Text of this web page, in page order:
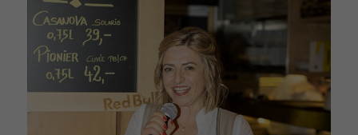
Daten werden verwendet, um Berichte
über die Nutzung der Website zu
erstellen, die uns helfen, unsere
Websites / Apps zu verbessern. Diese
Informationen werden auch an unsere
Kunden / Partner weitergegeben.